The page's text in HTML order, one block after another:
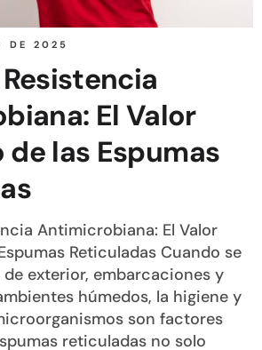
DE 2025
El Valor
las Espumas
Antimicrobiana: El Valor
Reticuladas Cuando se
exterior, embarcaciones y
húmedos, la higiene y
son factores
reticuladas no solo